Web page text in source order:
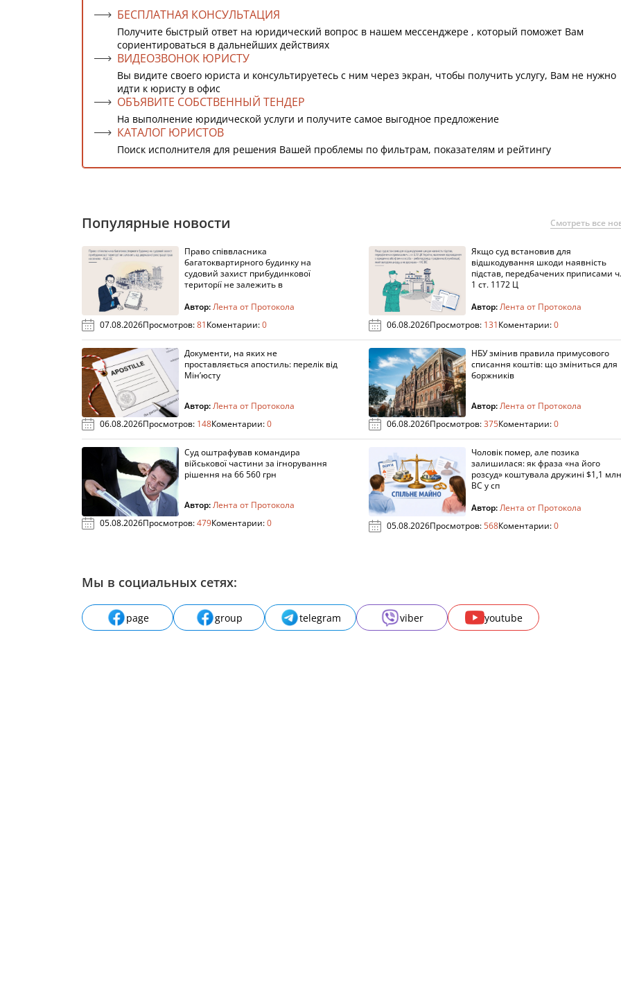
БЕСПЛАТНАЯ КОНСУЛЬТАЦИЯ
Получите быстрый ответ на юридический вопрос в нашем мессенджере , который поможет Вам
сориентироваться в дальнейших действиях
ВИДЕОЗВОНОК ЮРИСТУ
Вы видите своего юриста и консультируетесь с ним через экран, чтобы получить услугу, Вам не нужно
идти к юристу в офис
ОБЪЯВИТЕ СОБСТВЕННЫЙ ТЕНДЕР
На выполнение юридической услуги и получите самое выгодное предложение
КАТАЛОГ ЮРИСТОВ
Поиск исполнителя для решения Вашей проблемы по фильтрам, показателям и рейтингу
Популярные новости Смотреть все
Право співвласника
багатоквартирного будинку на
судовий захист прибудинкової
території не залежить в
Автор:Лента от Протокола
07.08.2026Просмотров:81Коментарии:0
Якщо суд встановив для
відшкодування шкоди наявність
підстав, передбачених приписами ч.
1 ст. 1172 Ц
Автор:Лента от Протокола
06.08.2026Просмотров: 131Коментарии:0
Документи, на яких не
проставляється апостиль: перелік від
Мін’юсту
Автор:Лента от Протокола
06.08.2026Просмотров: 148Коментарии:0
НБУ змінив правила примусового
списання коштів: що зміниться для
боржників
Автор:Лента от Протокола
06.08.2026Просмотров:375Коментарии:0
Суд оштрафував командира
військової частини за ігнорування
рішення на 66 560 грн
Автор:Лента от Протокола
05.08.2026Просмотров:479Коментарии:0
Чоловік помер, але позика
залишилася: як фраза «на його
розсуд» коштувала дружині $1,1
ВС у сп
Автор:Лента от Протокола
05.08.2026Просмотров:568Коментарии:0
Мы в социальных сетях:
page group telegram viber youtube